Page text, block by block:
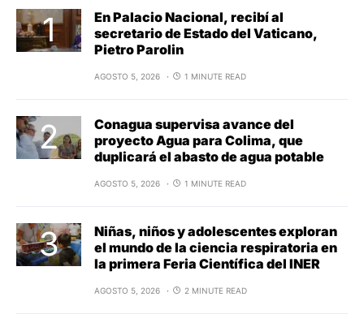
En Palacio Nacional, recibí al
secretario de Estado del Vaticano,
Pietro Parolin
AGOSTO 5, 2026 1 MINUTE READ
Conagua supervisa avance del
proyecto Agua para Colima, que
duplicará el abasto de agua potable
AGOSTO 5, 2026 1 MINUTE READ
Niñas, niños y adolescentes exploran
el mundo de la ciencia respiratoria en
la primera Feria Científica del INER
AGOSTO 5, 2026 2 MINUTE READ